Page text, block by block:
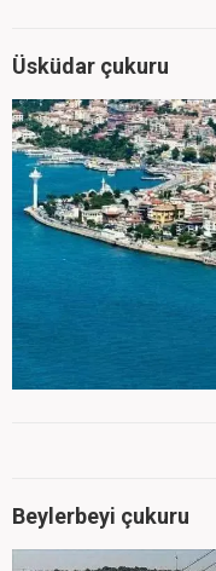
Üsküdar çukuru
Beylerbeyi çukuru